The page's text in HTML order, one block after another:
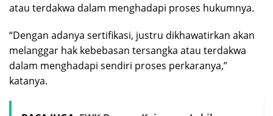
atau terdakwa dalam menghadapi proses hukumnya.
“Dengan adanya sertifikasi, justru dikhawatirkan akan
melanggar hak kebebasan tersangka atau terdakwa
dalam menghadapi sendiri proses perkaranya,”
katanya.